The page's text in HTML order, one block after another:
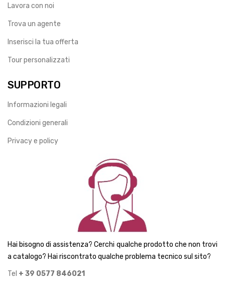
Lavora con noi
Trova un agente
Inserisci la tua offerta
Tour personalizzati
SUPPORTO
Informazioni legali
Condizioni generali
Privacy e policy
Hai bisogno di assistenza? Cerchi qualche prodotto che non trovi
a catalogo? Hai riscontrato qualche problema tecnico sul sito?
Tel + 39 0577 846021